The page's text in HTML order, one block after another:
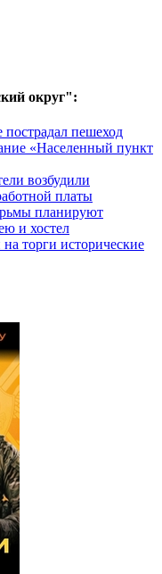
округ":
пешеход
«Населенный пункт
возбудили
платы
планируют
и хостел
торги исторические